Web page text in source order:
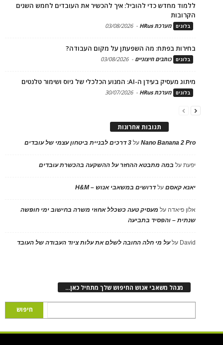
ללמוד מחדש כדי להוביל: איך להכשיר את העובדים לחמש השנים
הקרובות
בלוגים מערכת HRus -
03/08/2026
בחירות בפתח: מה השפעתן על מקום העבודה?
בלוגים כותבים חיצוניים -
03/08/2026
מיתוג מעסיק בעידן ה-AI: המנוע הכלכלי של גיוס ושימור טלנטים
בלוגים מערכת HRus -
30/07/2026
תגובות אחרונות
Nano Banana 2 Proעל 3 דרכים לבניית ביטחון עצמי של עובדים
יפעתעל במה מתבטא ההחזר על ההשקעה בהכשרת עובדים
יאנא קאסםעלדרושים במשאבי אנוש – H&M
אלון פיאדה על מעסיק טעה כשכלל אחוזי משרה בחישוב ימי חופשה
שנתית – והפסיד בתביעה
David עלעל מי חלה החובה לשלם את עלות ציוד העבודה של העובד
מנהל משאבי אנוש החיפוש שלך מתחיל כאן…